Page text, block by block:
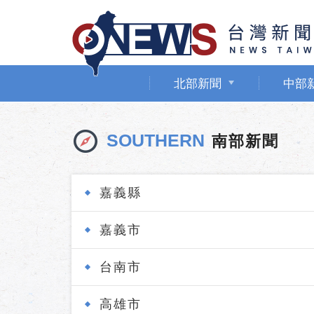
北部新聞 中部
SOUTHERN 南部新聞
嘉義縣
嘉義市
台南市
高雄市